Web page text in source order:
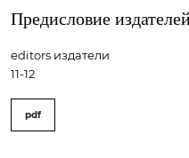
Предисловие
editors издатели
11-12
pdf